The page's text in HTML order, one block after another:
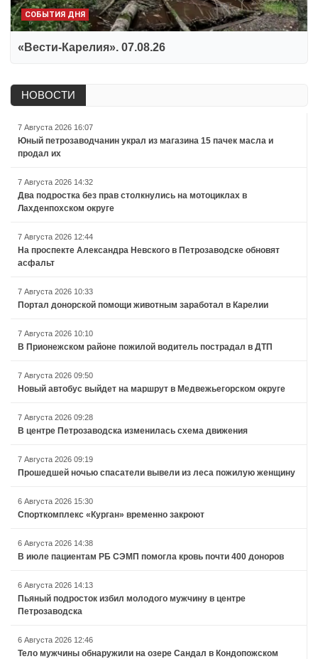
СОБЫТИЯ ДНЯ
«Вести-Карелия». 07.08.26
НОВОСТИ
7 Августа 2026 16:07
Юный петрозаводчанин украл из магазина 15 пачек масла и
продал их
7 Августа 2026 14:32
Два подростка без прав столкнулись на мотоциклах в
Лахденпохском округе
7 Августа 2026 12:44
На проспекте Александра Невского в Петрозаводске обновят
асфальт
7 Августа 2026 10:33
Портал донорской помощи животным заработал в Карелии
7 Августа 2026 10:10
В Прионежском районе пожилой водитель пострадал в ДТП
7 Августа 2026 09:50
Новый автобус выйдет на маршрут в Медвежьегорском округе
7 Августа 2026 09:28
В центре Петрозаводска изменилась схема движения
7 Августа 2026 09:19
Прошедшей ночью спасатели вывели из леса пожилую женщину
6 Августа 2026 15:30
Спорткомплекс «Курган» временно закроют
6 Августа 2026 14:38
В июле пациентам РБ СЭМП помогла кровь почти 400 доноров
6 Августа 2026 14:13
Пьяный подросток избил молодого мужчину в центре
Петрозаводска
6 Августа 2026 12:46
Тело мужчины обнаружили на озере Сандал в Кондопожском